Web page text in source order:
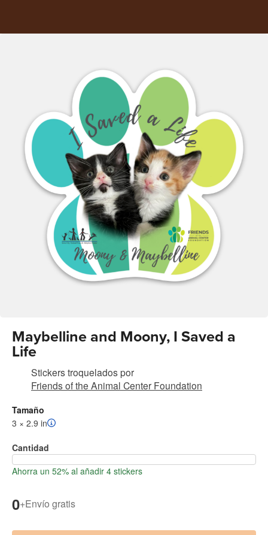
Maybelline and Moony, I Saved a
Life
Stickers troqueladospor
Friends of the Animal Center Foundation
Tamaño
3 × 2.9 in
Cantidad
Ahorra un 52% al añadir 4 stickers
0+Envío gratis